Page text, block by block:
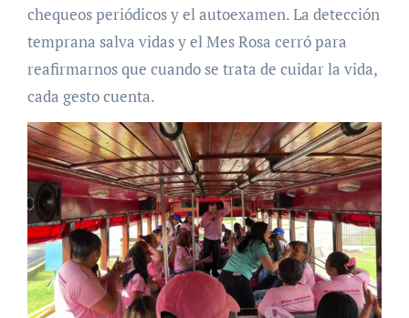
chequeos periódicos y el autoexamen. La detección
temprana salva vidas yel Mes Rosa cerró para
reafirmarnos que cuando se trata de cuidar la vida,
cada gesto cuenta.